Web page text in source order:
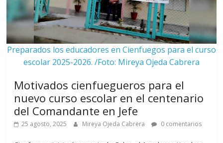
Preparados los educadores en Cienfuegos para el curso
escolar 2025-2026. /Foto: Mireya Ojeda Cabrera
Motivados cienfuegueros para el
nuevo curso escolar en el centenario
del Comandante en Jefe
25 agosto, 2025 Mireya Ojeda Cabrera 0 comentarios